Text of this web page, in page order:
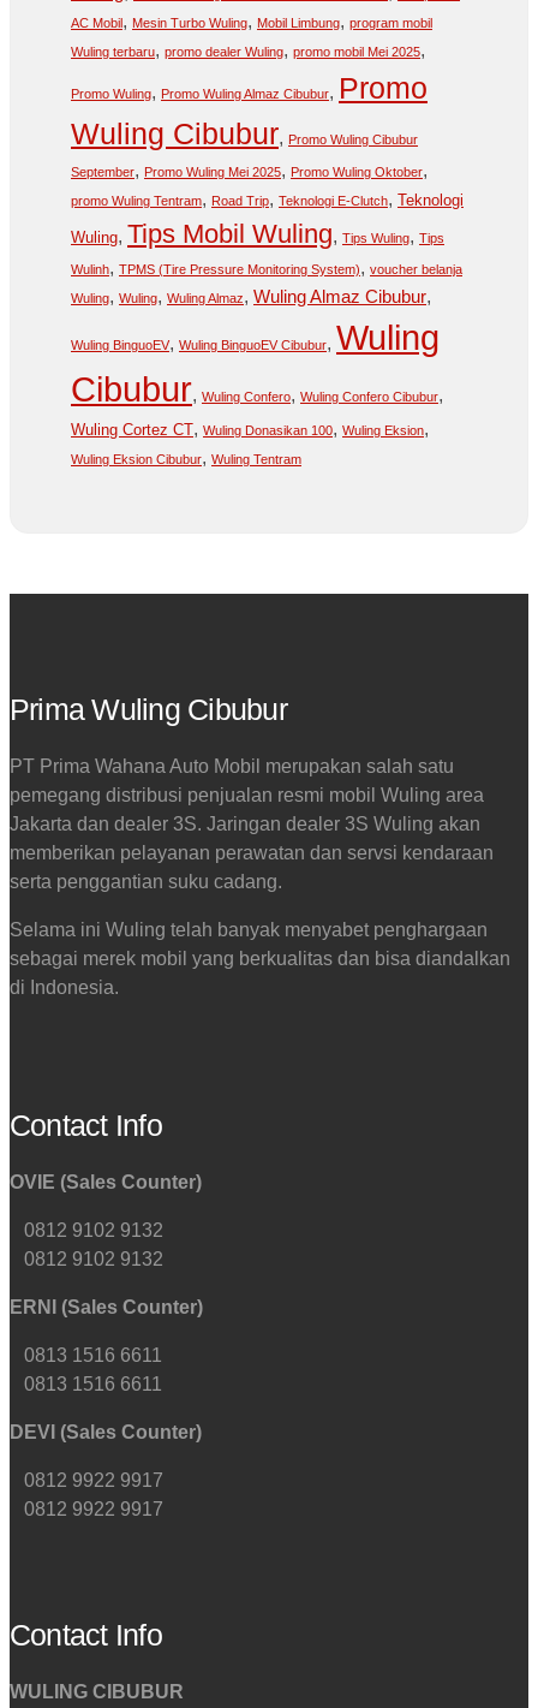
AC Mobil, Mesin Turbo Wuling, Mobil Limbung, program mobil
Wuling terbaru, promo dealer Wuling, promo mobil Mei 2025,
Promo Wuling, Promo Wuling Almaz Cibubur, Promo
Wuling Cibubur, Promo Wuling Cibubur
September, Promo Wuling Mei 2025, Promo Wuling Oktober,
promo Wuling Tentram, Road Trip, Teknologi E-Clutch, Teknologi
Wuling, Tips Mobil Wuling, Tips Wuling, Tips
Wulinh, TPMS (Tire Pressure Monitoring System), voucher belanja
Wuling, Wuling, Wuling Almaz, Wuling Almaz Cibubur,
Wuling BinguoEV, Wuling BinguoEV Cibubur, Wuling
Cibubur, Wuling Confero, Wuling Confero Cibubur,
Wuling Cortez CT, Wuling Donasikan 100, Wuling Eksion,
Wuling Eksion Cibubur, Wuling Tentram
Prima Wuling Cibubur
PT Prima Wahana Auto Mobil merupakan salah satu
pemegang distribusi penjualan resmi mobil Wuling area
Jakarta dan dealer 3S. Jaringan dealer 3S Wuling akan
memberikan pelayanan perawatan dan servsi kendaraan
serta penggantian suku cadang.
Selama ini Wuling telah banyak menyabet penghargaan
sebagai merek mobil yang berkualitas dan bisa diandalkan
di Indonesia.
Contact Info
OVIE (Sales Counter)
0812 9102 9132
0812 9102 9132
ERNI (Sales Counter)
0813 1516 6611
0813 1516 6611
DEVI (Sales Counter)
0812 9922 9917
0812 9922 9917
Contact Info
WULING CIBUBUR